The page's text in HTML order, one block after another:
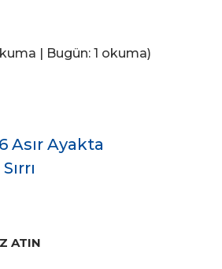
| Bugün: 1 okuma)
Asır Ayakta
ATIN